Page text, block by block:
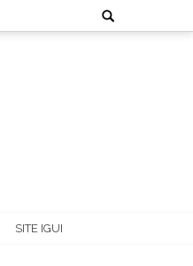
Search
for:
SITE IGUI